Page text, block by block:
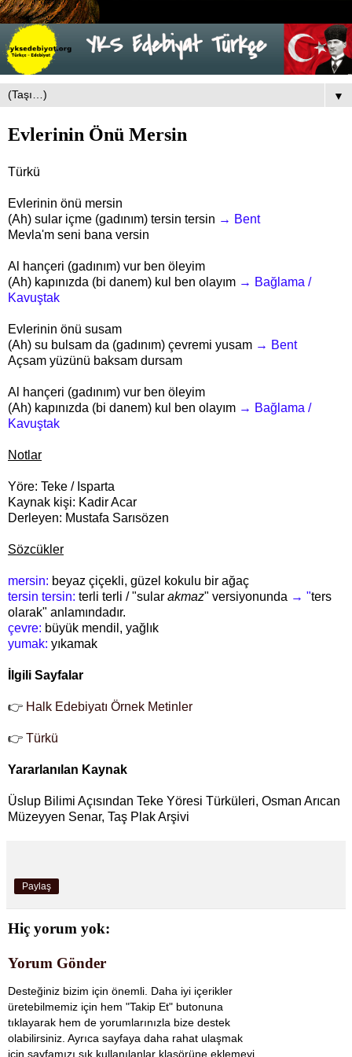
▼
Evlerinin Önü Mersin
Türkü
Evlerinin önü mersin
(Ah) sular içme (gadınım) tersin tersin → Bent
Mevla'm seni bana versin
Al hançeri (gadınım) vur ben öleyim
(Ah) kapınızda (bi danem) kul ben olayım → Bağlama /
Kavuştak
Evlerinin önü susam
(Ah) su bulsam da (gadınım) çevremi yusam → Bent
Açsam yüzünü baksam dursam
Al hançeri (gadınım) vur ben öleyim
(Ah) kapınızda (bi danem) kul ben olayım → Bağlama /
Kavuştak
Notlar
Yöre: Teke / Isparta
Kaynak kişi: Kadir Acar
Derleyen: Mustafa Sarısözen
Sözcükler
mersin: beyaz çiçekli, güzel kokulu bir ağaç
tersin tersin: terli terli / "sular akmaz" versiyonunda → "ters
olarak" anlamındadır.
çevre: büyük mendil, yağlık
yumak: yıkamak
İlgili Sayfalar
👉 Halk Edebiyatı Örnek Metinler
👉 Türkü
Yararlanılan Kaynak
Üslup Bilimi Açısından Teke Yöresi Türküleri, Osman Arıcan
Müzeyyen Senar, Taş Plak Arşivi
Paylaş
Hiç yorum yok:
Yorum Gönder
Desteğiniz bizim için önemli. Daha iyi içerikler
üretebilmemiz için hem "Takip Et" butonuna
tıklayarak hem de yorumlarınızla bize destek
olabilirsiniz. Ayrıca sayfaya daha rahat ulaşmak
için sayfamızı sık kullanılanlar klasörüne eklemeyi